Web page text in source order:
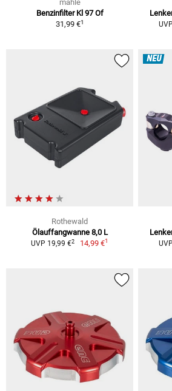
mahle
Benzinfilter Kl 97 Of
31,99 €1
Rothewald
Ölauffangwanne 8,0 L
UVP 19,99 €2 14,99 €1
NEU